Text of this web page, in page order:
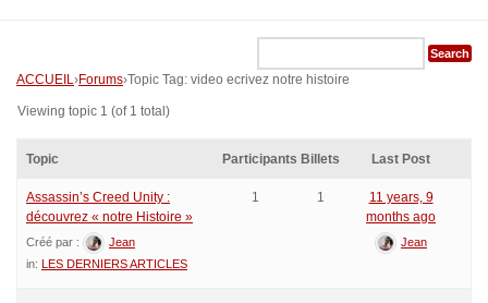
ACCUEIL›Forums›Topic Tag: video ecrivez notre histoire
Viewing topic 1 (of 1 total)
Topic Participants Billets Last Post
Assassin’s Creed Unity :
découvrez « notre Histoire »
Créé par :
Jean
in: LES DERNIERS ARTICLES
1 1
11 years, 9
months ago
Jean